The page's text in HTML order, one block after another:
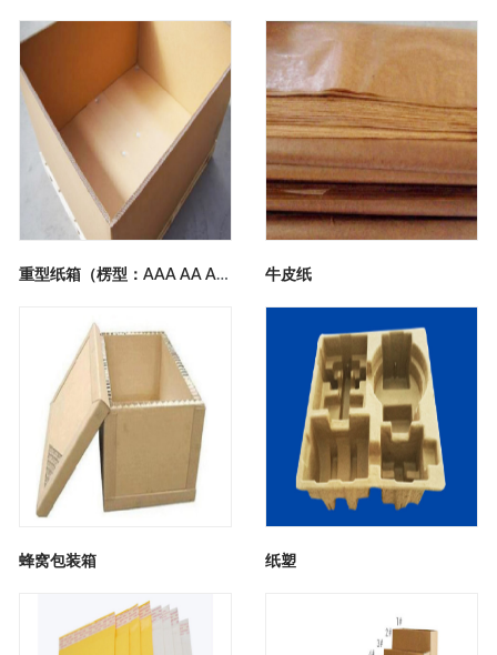
重型纸箱（楞型：AAA AA ABC） 牛皮纸
蜂窝包装箱 纸塑